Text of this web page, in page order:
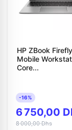
HP ZBook
Mobile
Core...
-16%
6 750,00
8 000,00 Dhs